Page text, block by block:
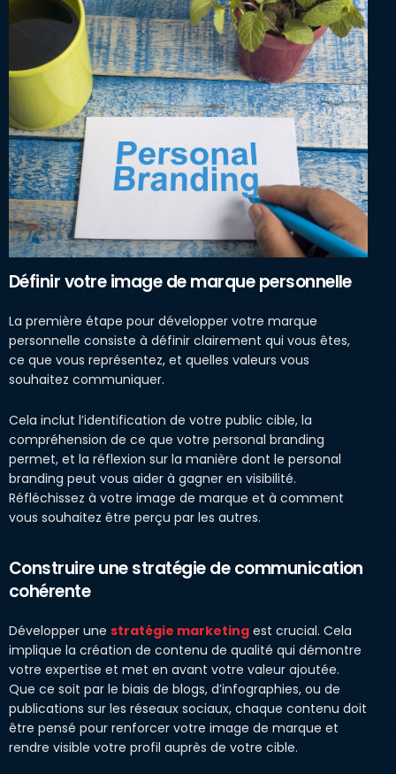
Définir votre image de marque personnelle
La première étape pour développer votre marque
personnelle consiste à définir clairement qui vous êtes,
ce que vous représentez, et quelles valeurs vous
souhaitez communiquer.
Cela inclut l’identification de votre public cible, la
compréhension de ce que votre personal branding
permet, et la réflexion sur la manière dont le personal
branding peut vous aider à gagner en visibilité.
Réfléchissez à votre image de marque et à comment
vous souhaitez être perçu par les autres.
Construire une stratégie de communication
cohérente
Développer une stratégie marketing est crucial. Cela
implique la création de contenu de qualité qui démontre
votre expertise et met en avant votre valeur ajoutée.
Que ce soit par le biais de blogs, d’infographies, ou de
publications sur les réseaux sociaux, chaque contenu doit
être pensé pour renforcer votre image de marque et
rendre visible votre profil auprès de votre cible.